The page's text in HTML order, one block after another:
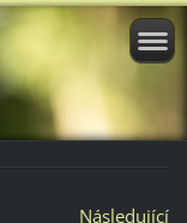
Následující